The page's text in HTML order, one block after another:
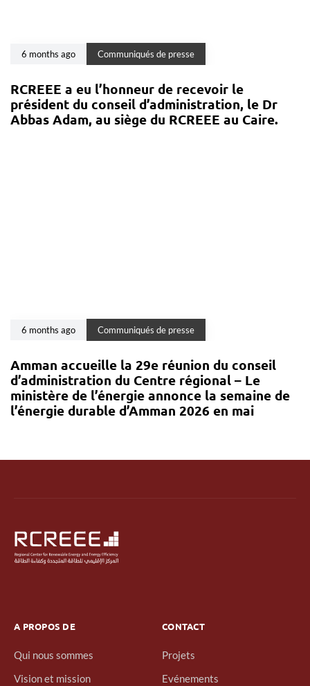
6 months ago Communiqués de presse
RCREEE a eu l’honneur de recevoir le
président du conseil d’administration, le Dr
Abbas Adam, au siège du RCREEE au Caire.
6 months ago Communiqués de presse
Amman accueille la 29e réunion du conseil
d’administration du Centre régional – Le
ministère de l’énergie annonce la semaine de
l’énergie durable d’Amman 2026 en mai
A PROPOS DE
Qui nous sommes
Vision et mission
CONTACT
Projets
Evénements